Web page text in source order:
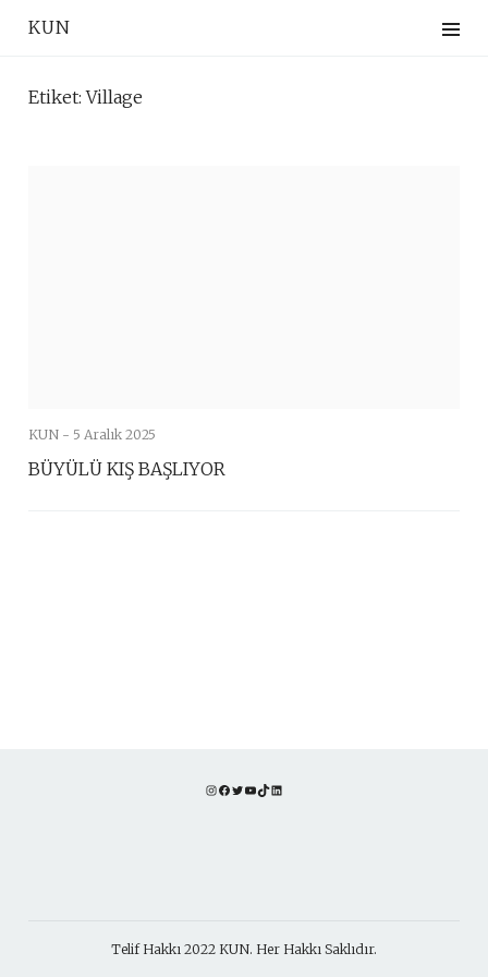
KUN
Etiket:Village
KUN - 5 Aralık 2025
BÜYÜLÜ KIŞ BAŞLIYOR
Instagram
Facebook
TwitterYouTube
TikTok
Telif Hakkı 2022 KUN. Her Hakkı Saklıdır.